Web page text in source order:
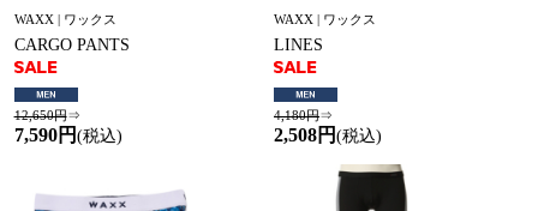
WAXX | ワックス
CARGO PANTS
12,650円⇒
7,590円 (税込)
WAXX | ワックス
LINES
4,180円⇒
2,508円(税込)